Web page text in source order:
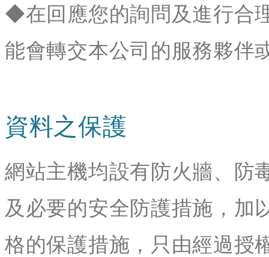
◆在回應您的詢問及進行合
能會轉交本公司的服務夥伴
資料之保護
網站主機均設有防火牆、防
及必要的安全防護措施，加
格的保護措施，只由經過授